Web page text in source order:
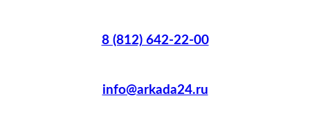
8 (812) 642-22-00
info@arkada24.ru